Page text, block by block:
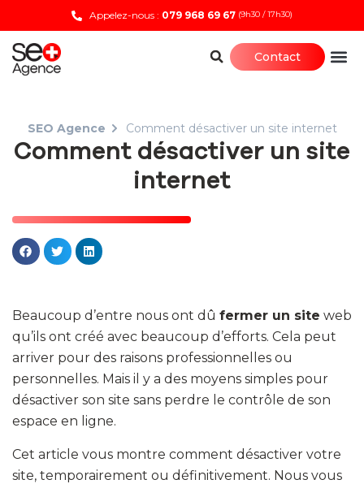
Appelez-nous : 079 968 69 67 (9h30 / 17h30)
Contact
SEO Agence Comment désactiver un site internet
Comment désactiver un site
internet
Beaucoup d’entre nous ont dû fermer un site web
qu’ils ont créé avec beaucoup d’efforts. Cela peut
arriver pour des raisons professionnelles ou
personnelles. Mais il y a des moyens simples pour
désactiver son site sans perdre le contrôle de son
espace en ligne.
Cet article vous montre comment désactiver votre
site, temporairement ou définitivement. Nous vous